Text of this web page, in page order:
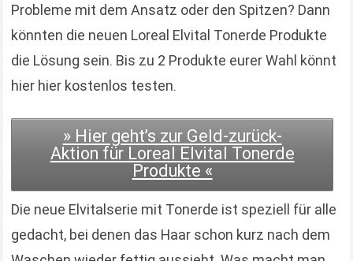
Probleme mit dem Ansatz oder den Spitzen? Dann
könnten die neuen Loreal Elvital Tonerde Produkte
die Lösung sein. Bis zu 2 Produkte eurer Wahl könnt
hier hier kostenlos testen.
» Hier geht’s zur Geld-zurück-
Aktion für Loreal Elvital Tonerde
Produkte «
Die neue Elvitalserie mit Tonerde ist speziell für alle
gedacht, bei denen das Haar schon kurz nach dem